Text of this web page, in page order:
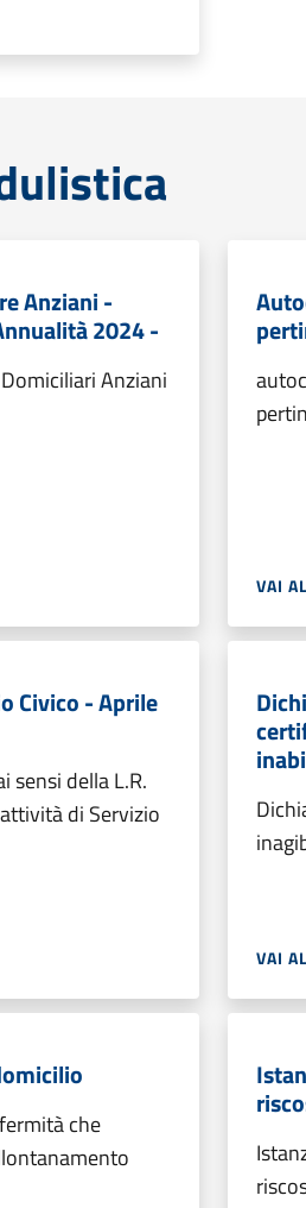
Anziani -
2024 -
Anziani
VAI
Civico - Aprile
sensi della L.R.
di Servizio
VAI
che